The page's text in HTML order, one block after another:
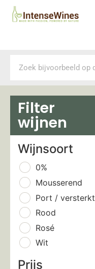
Filter
wijnen
Wijnsoort
0%
Mousserend
Port / versterkt
Rood
Rosé
Wit
Prijs